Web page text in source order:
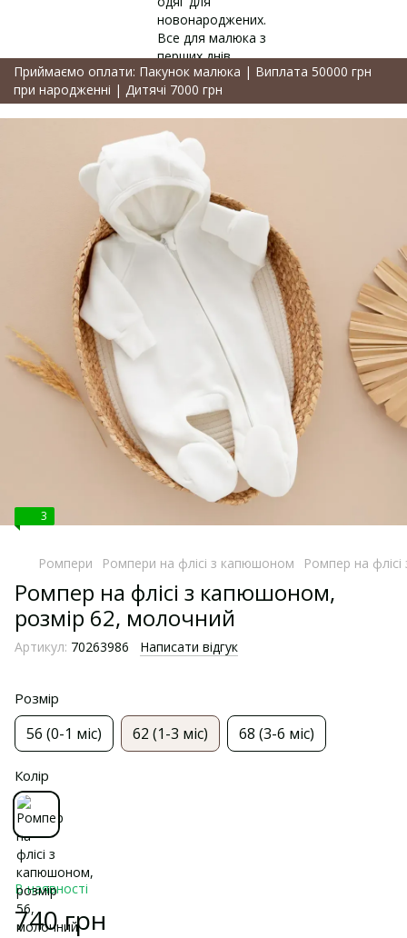
Приймаємо оплати: Пакунок малюка | Виплата 50000 грн
при народженні | Дитячі 7000 грн
3
Ромпери Ромпери на флісі з капюшоном Ромпер на
Ромпер на флісі з капюшоном,
розмір 62, молочний
Артикул: 70263986 Написати відгук
Розмір
56 (0-1 міс) 62 (1-3 міс) 68 (3-6 міс)
Колір
В наявності
740 грн